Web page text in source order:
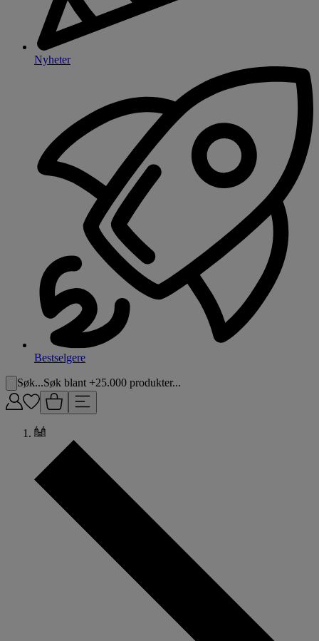
Nyheter
Bestselgere
Søk...Søk blant +25.000 produkter...